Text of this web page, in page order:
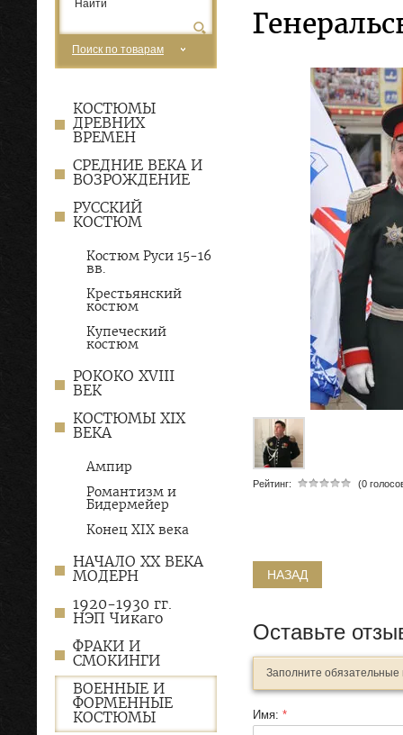
Поиск по товарам
КОСТЮМЫ
ДРЕВНИХ
ВРЕМЕН
СРЕДНИЕ ВЕКА И
ВОЗРОЖДЕНИЕ
РУССКИЙ
КОСТЮМ
Костюм Руси 15-16
вв.
Крестьянский
костюм
Купеческий
костюм
РОКОКО XVIII
ВЕК
КОСТЮМЫ XIX
ВЕКА
Ампир
Романтизм и
Бидермейер
Конец XIX века
НАЧАЛО XX ВЕКА
МОДЕРН
1920-1930 гг.
НЭП Чикаго
ФРАКИ И
СМОКИНГИ
ВОЕННЫЕ И
ФОРМЕННЫЕ
КОСТЮМЫ
Рейтинг: (0
НАЗАД
Оставьте
Заполните
Имя: *